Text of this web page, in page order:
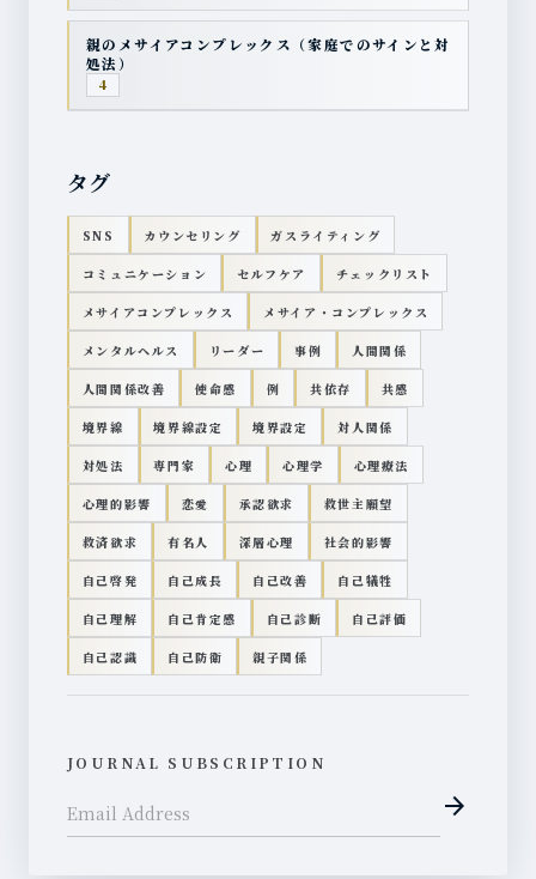
親のメサイアコンプレックス（家庭でのサインと対
処法）
4
タグ
SNS カウンセリング ガスライティング
コミュニケーション セルフケア チェックリスト
メサイアコンプレックス メサイア・コンプレックス
メンタルヘルス リーダー 事例 人間関係
人間関係改善 使命感 例 共依存 共感
境界線 境界線設定 境界設定 対人関係
対処法 専門家 心理 心理学 心理療法
心理的影響 恋愛 承認欲求 救世主願望
救済欲求 有名人 深層心理 社会的影響
自己啓発 自己成長 自己改善 自己犠牲
自己理解 自己肯定感 自己診断 自己評価
自己認識 自己防衛 親子関係
JOURNAL SUBSCRIPTION
arrow_forward